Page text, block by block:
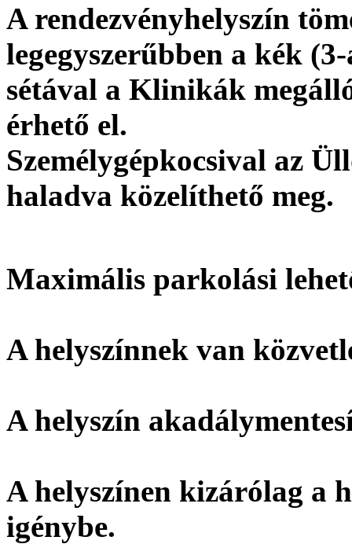
A rendezvényhelyszín
legegyszerűbben a kék
sétával a Klinikák
érhető el.
Személygépkocsival az
haladva közelíthető meg.
Maximális parkolási
A helyszínnek van
A helyszín
A helyszínen kizárólag a
igénybe.